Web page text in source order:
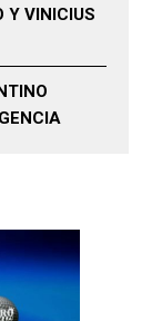
Y VINICIUS